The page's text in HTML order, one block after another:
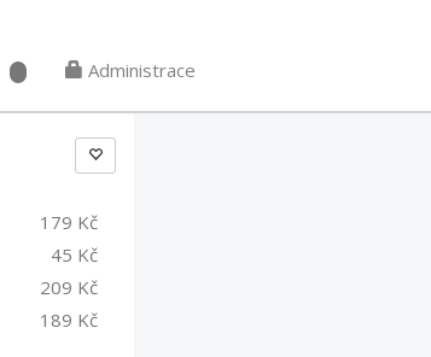
Administrace
179 Kč
45 Kč
209 Kč
189 Kč